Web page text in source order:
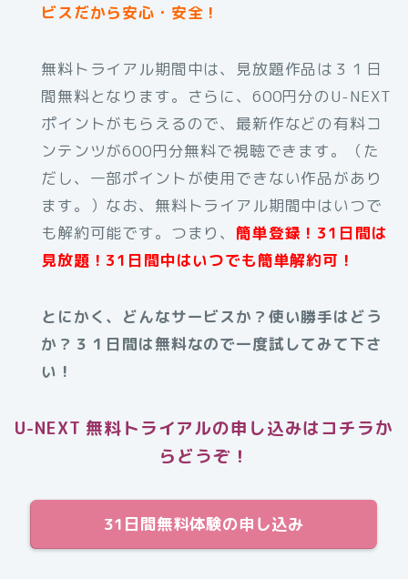
ビスだから安心・安全！
無料トライアル期間中は、見放題作品は３１日
間無料となります。さらに、600円分のU-NEXT
ポイントがもらえるので、最新作などの有料コ
ンテンツが600円分無料で視聴できます。（た
だし、一部ポイントが使用できない作品があり
ます。）なお、無料トライアル期間中はいつで
も解約可能です。つまり、簡単登録！31日間は
見放題！31日間中はいつでも簡単解約可！
とにかく、どんなサービスか？使い勝手はどう
か？３１日間は無料なので一度試してみて下さ
い！
U-NEXT 無料トライアルの申し込みはコチラか
らどうぞ！
31日間無料体験の申し込み